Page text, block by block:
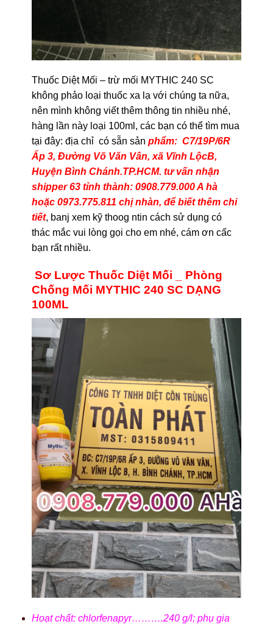
Thuốc Diệt Mối – trừ mối MYTHIC 240 SC
không phảo loại thuốc xa lạ với chúng ta nữa,
nên mình không viết thêm thông tin nhiều nhé,
hàng lần này loại 100ml, các bạn có thể tìm mua
tại đây: địa chỉ có sẵn sản phẩm: C7/19P/6R
Ấp 3, Đường Võ Văn Vân, xã Vĩnh LộcB,
Huyện Bình Chánh.TP.HCM. tư vấn nhận
shipper 63 tỉnh thành: 0908.779.000 A hà
hoặc 0973.775.811 chị nhàn, để biết thêm chi
tiết, banj xem kỹ thoog ntin cách sử dụng có
thác mắc vui lòng gọi cho em nhé, cám ơn cấc
bạn rất nhiều.
Sơ Lược Thuốc Diệt Mối _ Phòng
Chống Mối MYTHIC 240 SC DẠNG
100ML
Hoạt chất: chlorfenapyr……….240 g/l; phụ gia